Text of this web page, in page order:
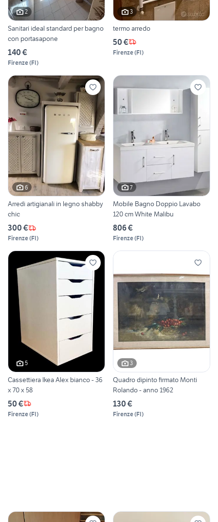
2
Sanitari ideal standard per bagno
con portasapone
140 €
Firenze(FI)
3
termo arredo
50 €
Firenze(FI)
6
Arredi artigianali in legno shabby
chic
300 €
Firenze(FI)
7
Mobile Bagno Doppio Lavabo
120 cm White Malibu
806 €
Firenze(FI)
5
Cassettiera Ikea Alex bianco - 36
x 70 x 58
50 €
Firenze(FI)
3
Quadro dipinto firmato Monti
Rolando - anno 1962
130 €
Firenze(FI)